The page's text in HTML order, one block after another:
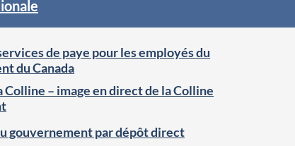
de paye pour les employés du
du Canada
Colline – image en direct de la Colline
gouvernement par dépôt direct